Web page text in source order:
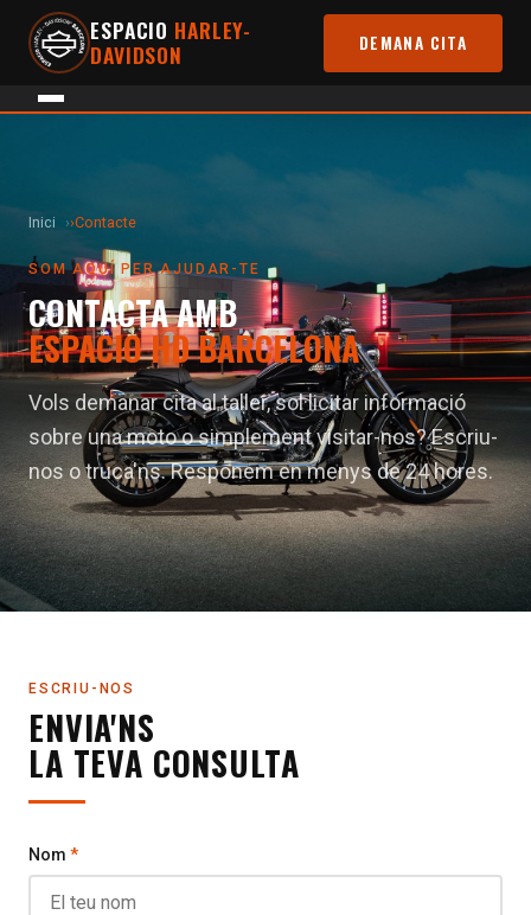
ESPACIO HARLEY-
DAVIDSON
DEMANA CITA
Inici ›Contacte
SOM AQUÍ PER AJUDAR-TE
CONTACTA AMB
ESPACIO HD BARCELONA
Vols demanar cita al taller, sol·licitar informació
sobre una moto o simplement visitar-nos? Escriu-
nos o truca'ns. Responem en menys de 24 hores.
ESCRIU-NOS
ENVIA'NS
LA TEVA CONSULTA
Nom *